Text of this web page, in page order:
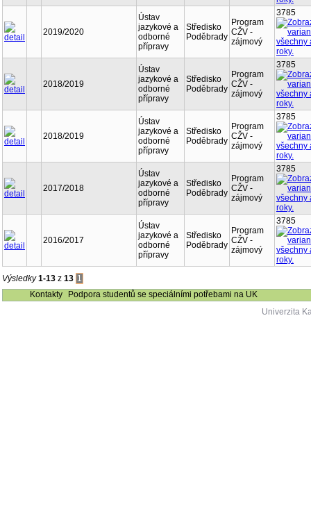
2019/2020
Ústav
jazykové a
odborné
přípravy
Středisko
Poděbrady
Program
CŽV -
zájmový
3785
2018/2019
Ústav
jazykové a
odborné
přípravy
Středisko
Poděbrady
Program
CŽV -
zájmový
3785
2018/2019
Ústav
jazykové a
odborné
přípravy
Středisko
Poděbrady
Program
CŽV -
zájmový
3785
2017/2018
Ústav
jazykové a
odborné
přípravy
Středisko
Poděbrady
Program
CŽV -
zájmový
3785
2016/2017
Ústav
jazykové a
odborné
přípravy
Středisko
Poděbrady
Program
CŽV -
zájmový
3785
Výsledky1-13 z 13 1
Kontakty
Podpora studentů se speciálními potřebami na UK
Univerzita